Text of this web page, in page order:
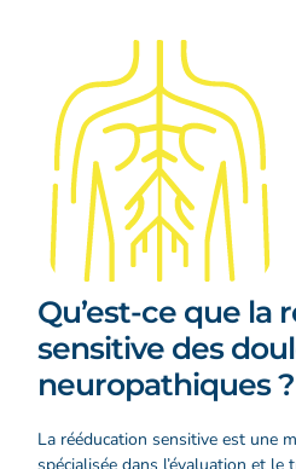
Qu’est-ce que la
sensitive des
neuropathiques ?
La rééducation sensitive est une